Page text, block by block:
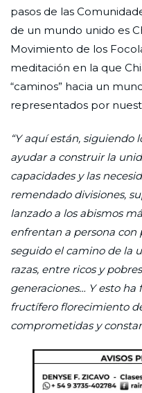
pasos de las
de un mundo unido es
Movimiento de los
meditación en la que
“caminos” hacia un
representados por
“Y aquí están, siguiendo
ayudar a construir la
capacidades y las
remendado divisiones,
lanzado a los abismos
enfrentan a persona con
seguido el camino de la
razas, entre ricos y
generaciones… Y esto
fructífero florecimiento
comprometidas y